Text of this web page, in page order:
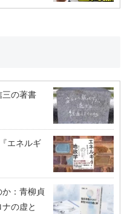
三の著書
エネルギ
か：青柳貞
の虚と